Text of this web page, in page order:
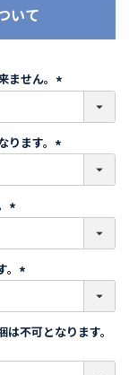
いて
せん。
必
)
ます。
必
)
必
)
必
須
不可となります。